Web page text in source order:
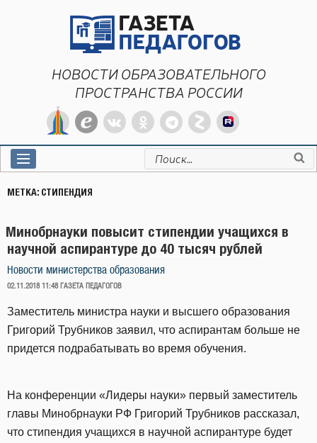
НОВОСТИ ОБРАЗОВАТЕЛЬНОГО
ПРОСТРАНСТВА РОССИИ
Искать:
МЕТКА: СТИПЕНДИЯ
Минобрнауки повысит стипендии учащихся в
научной аспирантуре до 40 тысяч рублей
Новости министерства образования
ОПУБЛИКОВАНО
02.11.2018 11:48 ГАЗЕТА ПЕДАГОГОВ
Заместитель министра науки и высшего образования
Григорий Трубников заявил, что аспирантам больше не
придется подрабатывать во время обучения.
На конференции «Лидеры науки» первый заместитель
главы Минобрнауки РФ Григорий Трубников рассказал,
что стипендия учащихся в научной аспирантуре будет